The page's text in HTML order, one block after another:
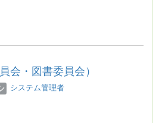
会・図書委員会）
システム管理者